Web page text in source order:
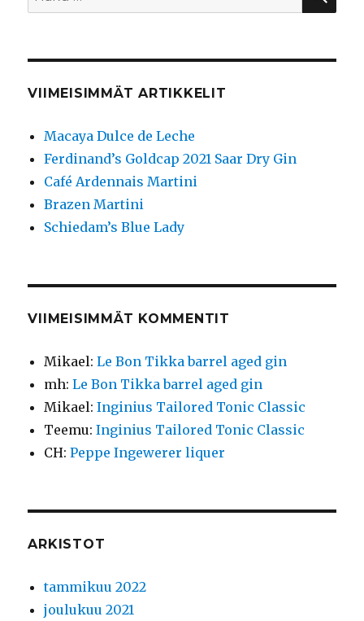
VIIMEISIMMÄT ARTIKKELIT
Macaya Dulce de Leche
Ferdinand’s Goldcap 2021 Saar Dry Gin
Café Ardennais Martini
Brazen Martini
Schiedam’s Blue Lady
VIIMEISIMMÄT KOMMENTIT
Mikael:Le Bon Tikka barrel aged gin
mh:Le Bon Tikka barrel aged gin
Mikael:Inginius Tailored Tonic Classic
Teemu:Inginius Tailored Tonic Classic
CH:Peppe Ingewerer liquer
ARKISTOT
tammikuu 2022
joulukuu 2021